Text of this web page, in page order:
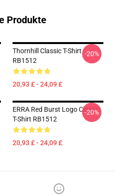
Produkte
Thornhill Classic T-Shirt
RB1512
20,93 £ - 24,09 £
-20%
ERRA Red Burst Logo Classic
T-Shirt RB1512
20,93 £ - 24,09 £
-20%